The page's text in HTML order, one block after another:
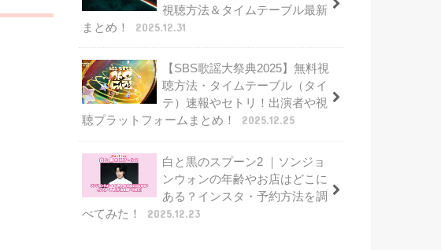
視聴方法＆タイムテーブル最新
まとめ！
2025.12.31
【SBS歌謡大祭典2025】無料視
聴方法・タイムテーブル（タイ
テ）速報やセトリ！出演者や視
聴プラットフォームまとめ！
2025.12.25
白と黒のスプーン2 ｜ソンジョ
ンウォンの年齢やお店はどこに
ある？インスタ・予約方法を調
べてみた！
2025.12.23